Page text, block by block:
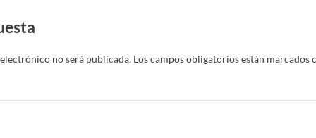
no será publicada. Los campos obligatorios están marcados